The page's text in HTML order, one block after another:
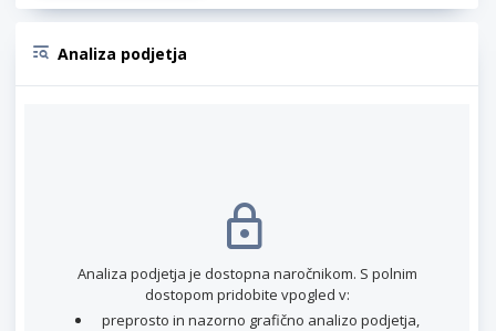
Analiza podjetja
Analiza podjetja je dostopna naročnikom. S polnim
dostopom pridobite vpogled v:
preprosto in nazorno grafično analizo podjetja,